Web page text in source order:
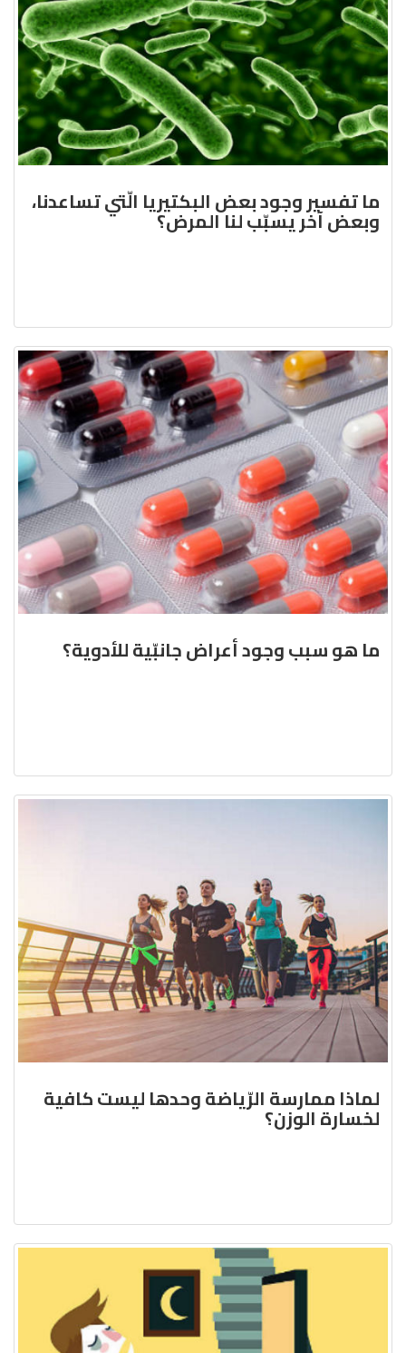
ما تفسير وجود بعض البكتيريا الّتي تساعدنا،
وبعض آخر يسبّب لنا المرض؟
ما هو سبب وجود أعراض جانبّية للأدوية؟
لماذا ممارسة الرّياضة وحدها ليست كافية
لخسارة الوزن؟